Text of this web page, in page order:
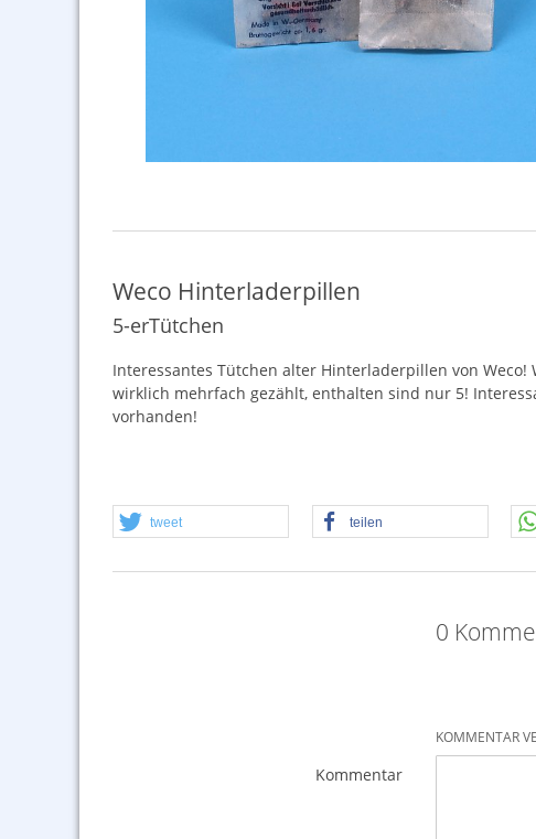
Weco Hinterladerpillen
5-erTütchen
Interessantes Tütchen alter Hinterladerpillen von
wirklich mehrfach gezählt, enthalten sind nur 5!
vorhanden!
tweet teilen
0
KOMMENTAR
Kommentar